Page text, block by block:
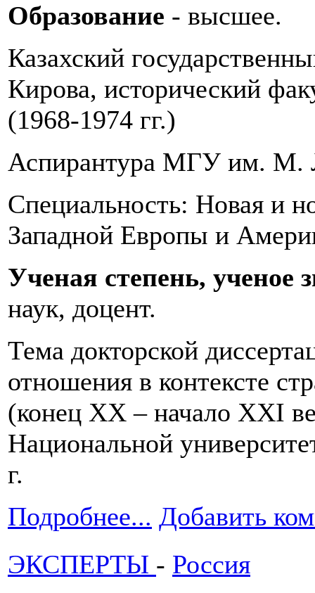
Образование - высшее.
Казахский
Кирова, исторический
(1968-1974 гг.)
Аспирантура МГУ им. М.
Специальность: Новая и
Западной Европы и
Ученая степень, ученое
наук, доцент.
Тема докторской
отношения в контексте
(конец ХХ – начало ХХI
Национальной
г.
Подробнее... Добавить
ЭКСПЕРТЫ - Россия